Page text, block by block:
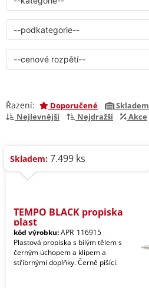
Řazení: Doporučené Skladem
Nejlevnější
Nejdražší Akce
Skladem: 7.499 ks
TEMPO BLACK propiska
plast
kód výrobku:APR_116915
Plastová propiska s bílým tělem s
černým úchopem a klipem a
stříbrnými doplňky. Černě píšící.